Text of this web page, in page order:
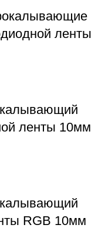
ленты
ленты 10мм
RGB 10мм